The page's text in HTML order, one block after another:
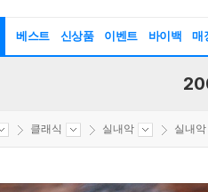
베스트 신상품 이벤트 바이백 매
클래식 실내악 실내